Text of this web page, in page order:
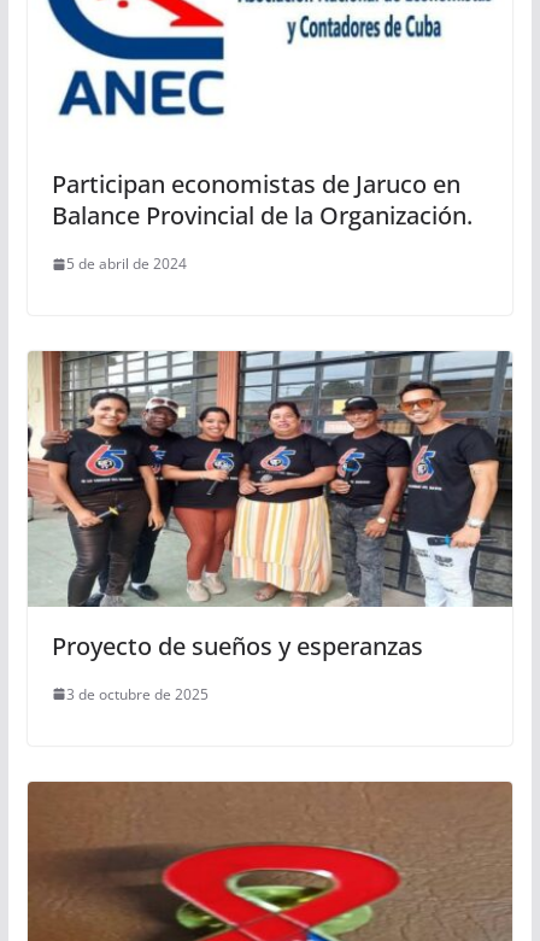
Participan economistas de Jaruco en
Balance Provincial de la Organización.
5 de abril de 2024
Proyecto de sueños y esperanzas
3 de octubre de 2025